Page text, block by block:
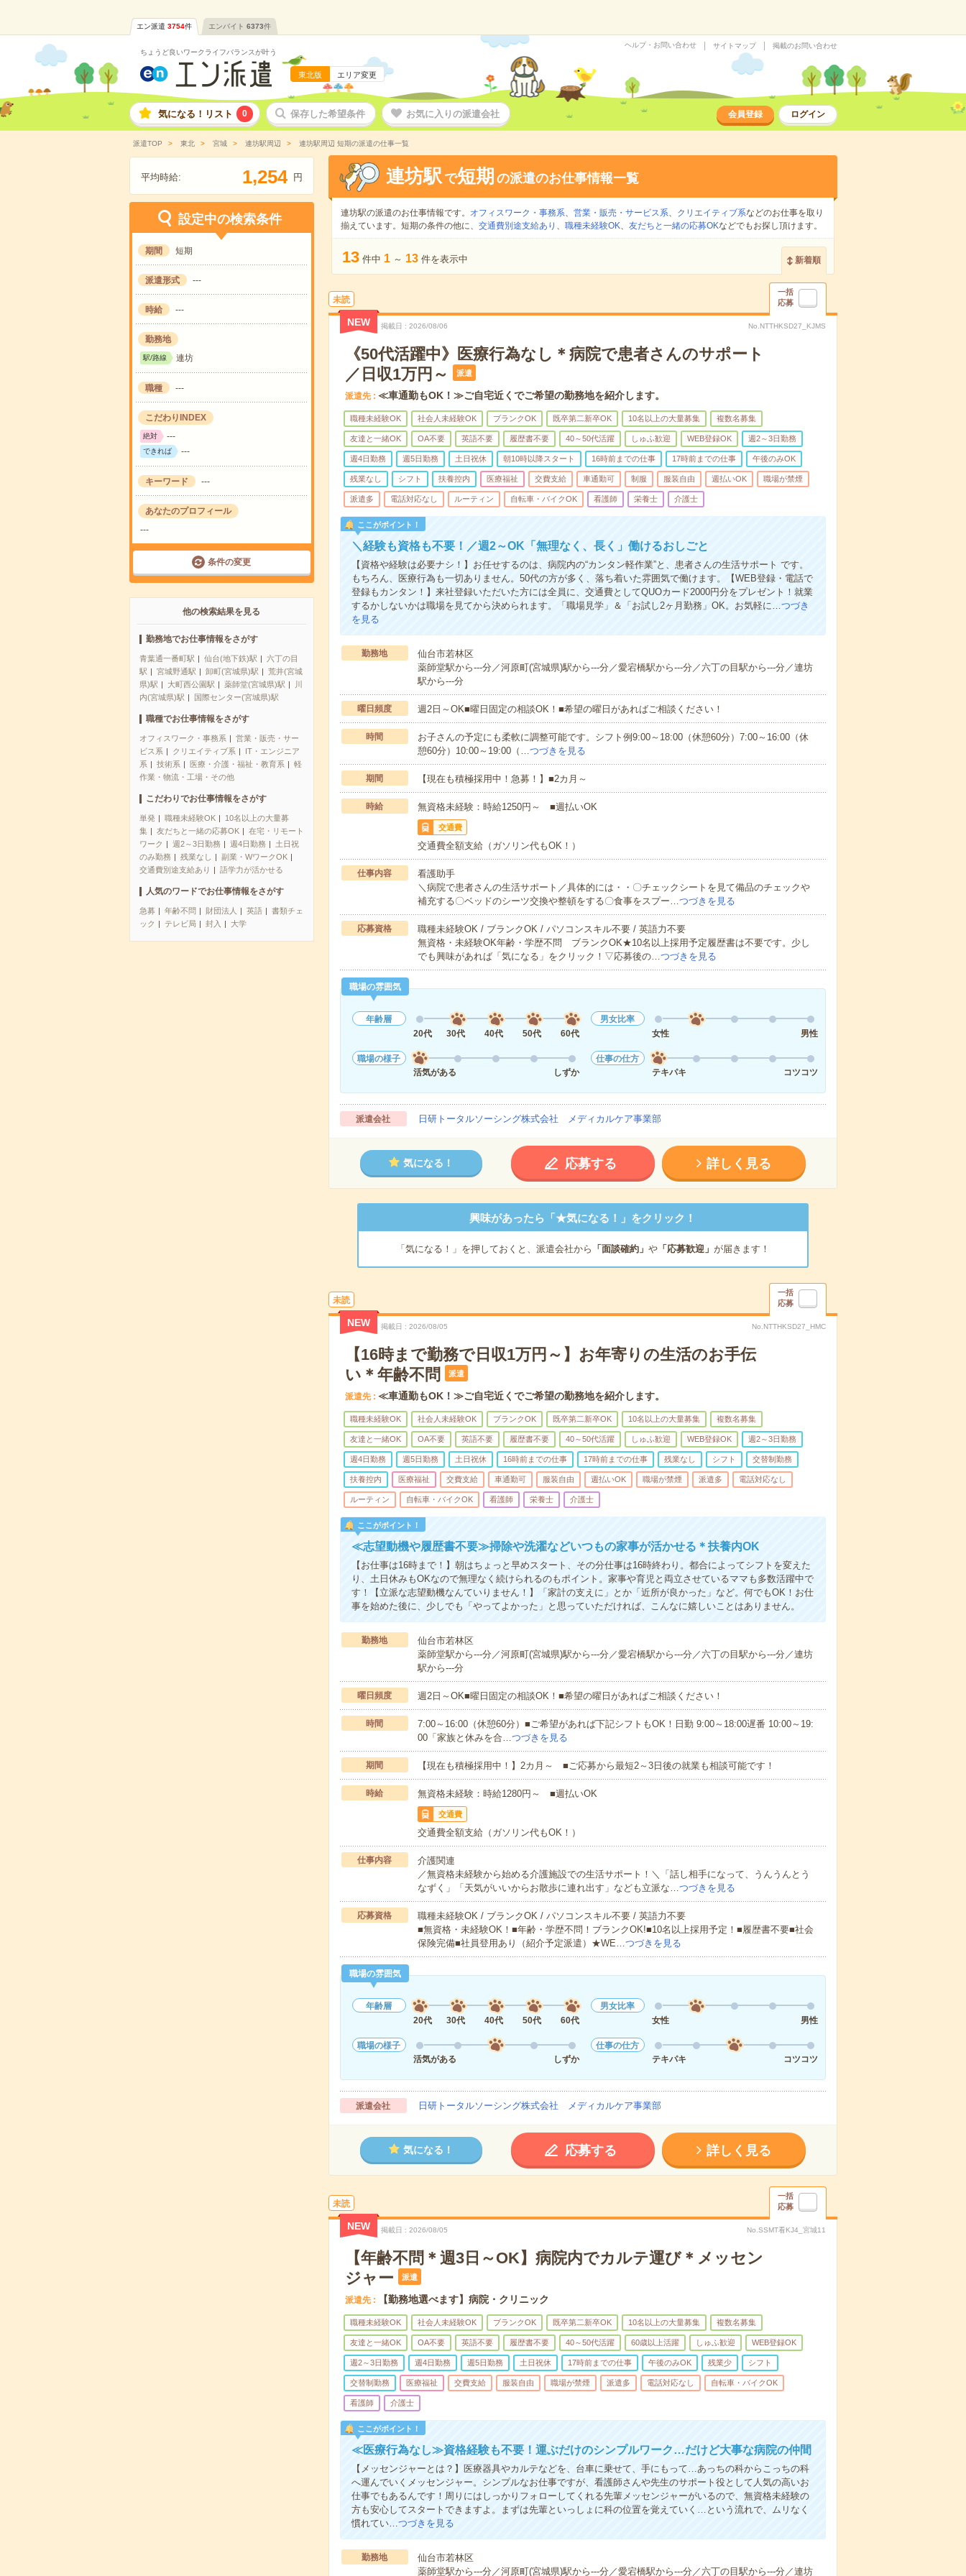
エン派遣 3754件 エンバイト 6373件
ちょうど良いワークライフバランスが叶う
東北版 エリア変更
ヘルプ・お問い合わせ サイトマップ 掲載のお問い合わせ
気になる！リスト 0 保存した希望条件 お気に入りの派遣会社 会員登録 ログイン
派遣TOP 東北 宮城 連坊駅周辺 連坊駅周辺 短期の派遣の仕事一覧
平均時給: 1,254 円
設定中の検索条件
期間 短期
派遣形式 ---
時給 ---
勤務地
駅/路線 連坊
職種 ---
こだわりINDEX
絶対 ---
できれば ---
キーワード ---
あなたのプロフィール
---
条件の変更
他の検索結果を見る
勤務地でお仕事情報をさがす
青葉通一番町駅 仙台(地下鉄)駅
六丁の目
駅
宮城野通駅 卸町(宮城県)駅
荒井(宮城
県)駅
大町西公園駅 薬師堂(宮城県)駅
川
内(宮城県)駅
国際センター(宮城県)駅
職種でお仕事情報をさがす
オフィスワーク・事務系
営業・販売・サー
ビス系
クリエイティブ系
IT・エンジニア
系
技術系 医療・介護・福祉・教育系
軽
作業・物流・工場・その他
こだわりでお仕事情報をさがす
単発 職種未経験OK
10名以上の大量募
集
友だちと一緒の応募OK
在宅・リモート
ワーク
週2～3日勤務 週4日勤務
土日祝
のみ勤務
残業なし
副業・WワークOK
交通費別途支給あり
語学力が活かせる
人気のワードでお仕事情報をさがす
急募 年齢不問 財団法人 英語
書類チェ
ック
テレビ局 封入 大学
連坊駅 で短期 の派遣のお仕事情報一覧
連坊駅の派遣のお仕事情報です。 オフィスワーク・事務系、 営業・販売・サービス系、 クリエイティブ系などのお仕事を取り
揃えています。短期の条件の他に、 交通費別途支給あり 、 職種未経験OK、 友だちと一緒の応募OKなどでもお探し頂けます。
13 件中 1 ～ 13 件を表示中 新着順
未読
一括
応募
NEW 掲載日 2026/08/06 No.NTTHKSD27_KJMS
《50代活躍中》医療行為なし＊病院で患者さんのサポート
／日収1万円～
派遣
派遣先 ≪車通勤もOK！≫ご自宅近くでご希望の勤務地を紹介します。
職種未経験OK 社会人未経験OK ブランクOK 既卒第二新卒OK 10名以上の大量募集 複数名募集
友達と一緒OK OA不要 英語不要 履歴書不要 40～50代活躍 しゅふ歓迎 WEB登録OK 週2～3日勤務
週4日勤務 週5日勤務 土日祝休 朝10時以降スタート 16時前までの仕事 17時前までの仕事 午後のみOK
残業なし シフト 扶養控内 医療福祉 交費支給 車通勤可 制服 服装自由 週払いOK 職場が禁煙
派遣多 電話対応なし ルーティン 自転車・バイクOK 看護師 栄養士 介護士
ここがポイント！
＼経験も資格も不要！／週2～OK「無理なく、長く」働けるおしごと
【資格や経験は必要ナシ！】お任せするのは、病院内の“カンタン軽作業”と、患者さんの生活サポート です。
もちろん、医療行為も一切ありません。50代の方が多く、落ち着いた雰囲気で働けます。【WEB登録・電話で
登録もカンタン！】来社登録いただいた方には全員に、交通費としてQUOカード2000円分をプレゼント！就業
するかしないかは職場を見てから決められます。「職場見学」＆「お試し2ヶ月勤務」OK。お気軽に…つづき
を見る
勤務地
仙台市若林区
薬師堂駅から---分／河原町(宮城県)駅から---分／愛宕橋駅から---分／六丁の目駅から---分／連坊
駅から---分
曜日頻度 週2日～OK■曜日固定の相談OK！■希望の曜日があればご相談ください！
時間
お子さんの予定にも柔軟に調整可能です。シフト例9:00～18:00（休憩60分）7:00～16:00（休
憩60分）10:00～19:00（…つづきを見る
期間 【現在も積極採用中！急募！】■2カ月～
時給 無資格未経験：時給1250円～ ■週払いOK
交通費
交通費全額支給（ガソリン代もOK！）
仕事内容
看護助手
＼病院で患者さんの生活サポート／具体的には・・〇チェックシートを見て備品のチェックや
補充する〇ベッドのシーツ交換や整頓をする〇食事をスプー…つづきを見る
応募資格
職種未経験OK / ブランクOK / パソコンスキル不要 / 英語力不要
無資格・未経験OK年齢・学歴不問 ブランクOK★10名以上採用予定履歴書は不要です。少し
でも興味があれば「気になる」をクリック！▽応募後の…つづきを見る
職場の雰囲気
年齢層
20代
30代 40代 50代 60代
男女比率
女性
男性
職場の様子
活気がある
しずか
仕事の仕方
テキパキ
コツコツ
派遣会社 日研トータルソーシング株式会社 メディカルケア事業部
気になる！ 応募する 詳しく見る
興味があったら「★気になる！」をクリック！
「気になる！」を押しておくと、派遣会社から 「面談確約」 や「応募歓迎」 が届きます！
未読
一括
応募
NEW 掲載日 2026/08/05 No.NTTHKSD27_HMC
【16時まで勤務で日収1万円～】お年寄りの生活のお手伝
い＊年齢不問
派遣
派遣先 ≪車通勤もOK！≫ご自宅近くでご希望の勤務地を紹介します。
職種未経験OK 社会人未経験OK ブランクOK 既卒第二新卒OK 10名以上の大量募集 複数名募集
友達と一緒OK OA不要 英語不要 履歴書不要 40～50代活躍 しゅふ歓迎 WEB登録OK 週2～3日勤務
週4日勤務 週5日勤務 土日祝休 16時前までの仕事 17時前までの仕事 残業なし シフト 交替制勤務
扶養控内 医療福祉 交費支給 車通勤可 服装自由 週払いOK 職場が禁煙 派遣多 電話対応なし
ルーティン 自転車・バイクOK 看護師 栄養士 介護士
ここがポイント！
≪志望動機や履歴書不要≫掃除や洗濯などいつもの家事が活かせる＊扶養内OK
【お仕事は16時まで！】朝はちょっと早めスタート、その分仕事は16時終わり。都合によってシフトを変えた
り、土日休みもOKなので無理なく続けられるのもポイント。家事や育児と両立させているママも多数活躍中で
す！【立派な志望動機なんていりません！】「家計の支えに」とか「近所が良かった」など。何でもOK！お仕
事を始めた後に、少しでも「やってよかった」と思っていただければ、こんなに嬉しいことはありません。
勤務地
仙台市若林区
薬師堂駅から---分／河原町(宮城県)駅から---分／愛宕橋駅から---分／六丁の目駅から---分／連坊
駅から---分
曜日頻度 週2日～OK■曜日固定の相談OK！■希望の曜日があればご相談ください！
時間
7:00～16:00（休憩60分）■ご希望があれば下記シフトもOK！日勤 9:00～18:00遅番 10:00～19:
00「家族と休みを合…つづきを見る
期間 【現在も積極採用中！】2カ月～ ■ご応募から最短2～3日後の就業も相談可能です！
時給 無資格未経験：時給1280円～ ■週払いOK
交通費
交通費全額支給（ガソリン代もOK！）
仕事内容
介護関連
／無資格未経験から始める介護施設での生活サポート！＼「話し相手になって、うんうんとう
なずく」「天気がいいからお散歩に連れ出す」なども立派な…つづきを見る
応募資格
職種未経験OK / ブランクOK / パソコンスキル不要 / 英語力不要
■無資格・未経験OK！■年齢・学歴不問！ブランクOK!■10名以上採用予定！■履歴書不要■社会
保険完備■社員登用あり（紹介予定派遣）★WE…つづきを見る
職場の雰囲気
年齢層
20代
30代 40代 50代 60代
男女比率
女性
男性
職場の様子
活気がある
しずか
仕事の仕方
テキパキ
コツコツ
派遣会社 日研トータルソーシング株式会社 メディカルケア事業部
気になる！ 応募する 詳しく見る
未読
一括
応募
NEW 掲載日 2026/08/05 No.SSMT看KJ4_宮城11
【年齢不問＊週3日～OK】病院内でカルテ運び＊メッセン
ジャー
派遣
派遣先 【勤務地選べます】病院・クリニック
職種未経験OK 社会人未経験OK ブランクOK 既卒第二新卒OK 10名以上の大量募集 複数名募集
友達と一緒OK OA不要 英語不要 履歴書不要 40～50代活躍 60歳以上活躍 しゅふ歓迎 WEB登録OK
週2～3日勤務 週4日勤務 週5日勤務 土日祝休 17時前までの仕事 午後のみOK 残業少 シフト
交替制勤務 医療福祉 交費支給 服装自由 職場が禁煙 派遣多 電話対応なし 自転車・バイクOK
看護師 介護士
ここがポイント！
≪医療行為なし≫資格経験も不要！運ぶだけのシンプルワーク…だけど大事な病院の仲間
【メッセンジャーとは？】医療器具やカルテなどを、台車に乗せて、手にもって…あっちの科からこっちの科
へ運んでいくメッセンジャー。シンプルなお仕事ですが、看護師さんや先生のサポート役として人気の高いお
仕事でもあるんです！周りにはしっかりフォローしてくれる先輩メッセンジャーがいるので、無資格未経験の
方も安心してスタートできますよ。まずは先輩といっしょに科の位置を覚えていく…という流れで、ムリなく
慣れてい…つづきを見る
勤務地
仙台市若林区
薬師堂駅から---分／河原町(宮城県)駅から---分／愛宕橋駅から---分／六丁の目駅から---分／連坊